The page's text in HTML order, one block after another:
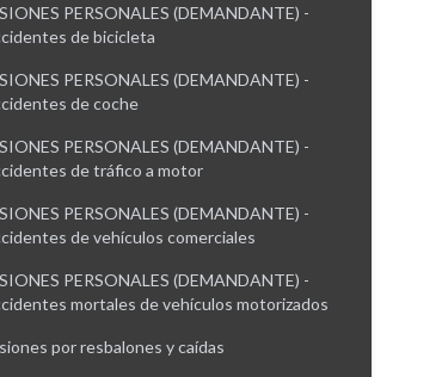
PERSONALES (DEMANDANTE) -
de bicicleta
PERSONALES (DEMANDANTE) -
de coche
PERSONALES (DEMANDANTE) -
de tráfico a motor
PERSONALES (DEMANDANTE) -
de vehículos comerciales
PERSONALES (DEMANDANTE) -
mortales de vehículos motorizados
por resbalones y caídas